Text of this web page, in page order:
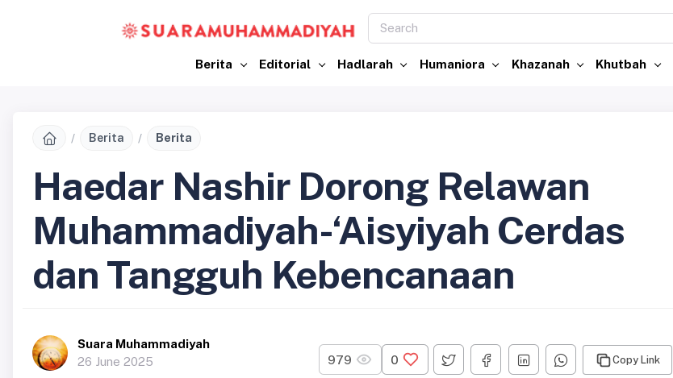
Berita Editorial Hadlarah Humaniora Khazanah Khutbah
Berita Berita
Haedar Nashir Dorong Relawan
Muhammadiyah-‘Aisyiyah Cerdas
dan Tangguh Kebencanaan
Suara Muhammadiyah
26 June 2025
979 0 Copy Link